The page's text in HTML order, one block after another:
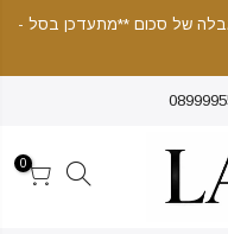
של סכום **מתעדכן בסל -
0